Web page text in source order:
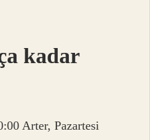
kadar
Arter, Pazartesi